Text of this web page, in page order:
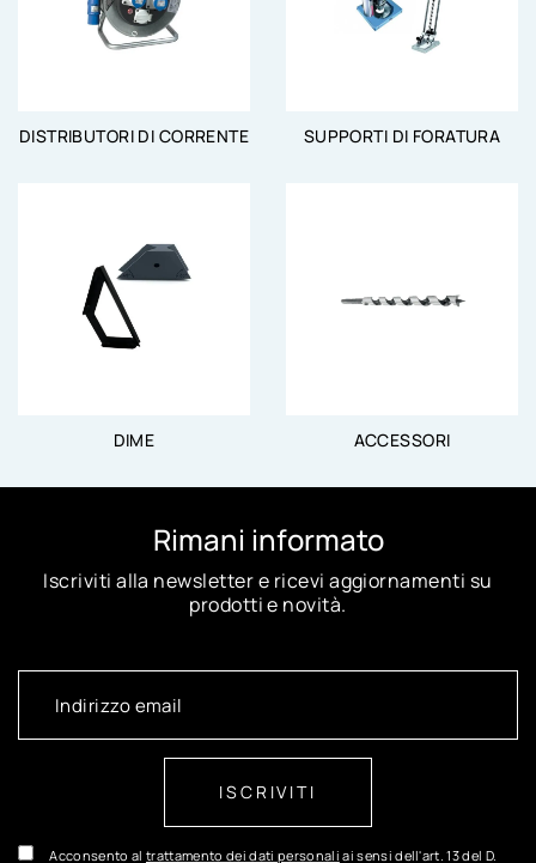
DISTRIBUTORI DI CORRENTE SUPPORTI DI FORATURA
DIME ACCESSORI
Rimani informato
Iscriviti alla newsletter e ricevi aggiornamenti su
prodotti e novità.
ISCRIVITI
Acconsento al trattamento dei dati personali ai sensi dell'art. 13 del D.